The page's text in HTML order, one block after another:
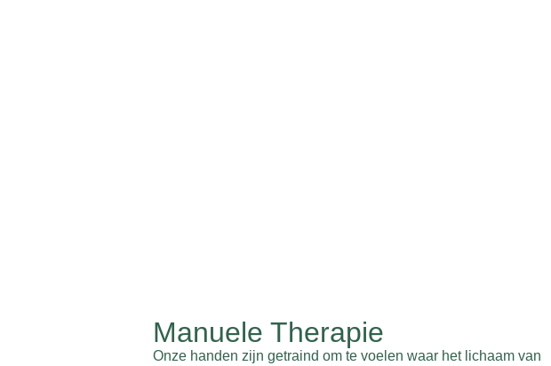
Manuele Therapie
Onze handen zijn getraind om te voelen waar het lichaam van